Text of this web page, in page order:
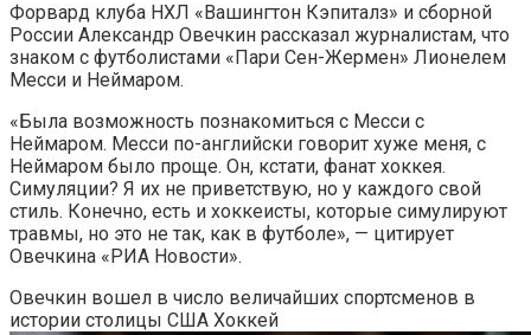
Форвард клуба НХЛ «Вашингтон Кэпиталз» и сборной
России Александр Овечкин рассказал журналистам, что
знаком с футболистами «Пари Сен-Жермен» Лионелем
Месси и Неймаром.
«Была возможность познакомиться с Месси с
Неймаром. Месси по-английски говорит хуже меня, с
Неймаром было проще. Он, кстати, фанат хоккея.
Симуляции? Я их не приветствую, но у каждого свой
стиль. Конечно, есть и хоккеисты, которые симулируют
травмы, но это не так, как в футболе», — цитирует
Овечкина «РИА Новости».
Овечкин вошел в число величайших спортсменов в
истории столицы США Хоккей